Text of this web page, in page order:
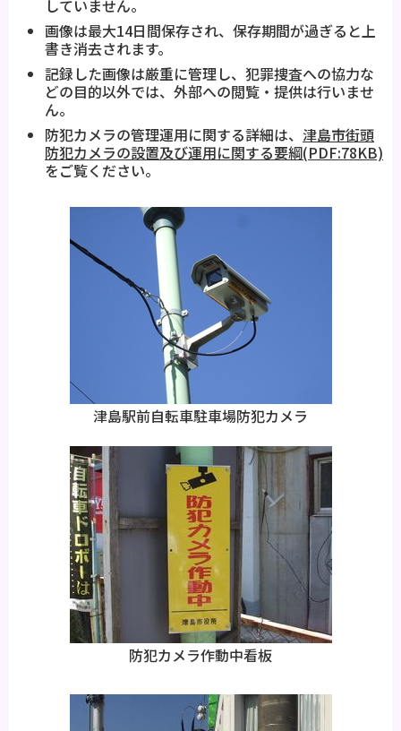
していません。
画像は最大14日間保存され、保存期間が過ぎると上
書き消去されます。
記録した画像は厳重に管理し、犯罪捜査への協力な
どの目的以外では、外部への閲覧・提供は行いませ
ん。
防犯カメラの管理運用に関する詳細は、 津島市街頭
防犯カメラの設置及び運用に関する要綱(PDF:78KB)
をご覧ください。
津島駅前自転車駐車場防犯カメラ
防犯カメラ作動中看板